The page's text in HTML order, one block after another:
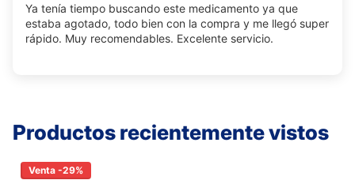
Ya tenía tiempo buscando este medicamento ya que
estaba agotado, todo bien con la compra y me llegó super
rápido. Muy recomendables. Excelente servicio.
Productos recientemente vistos
Venta -29%